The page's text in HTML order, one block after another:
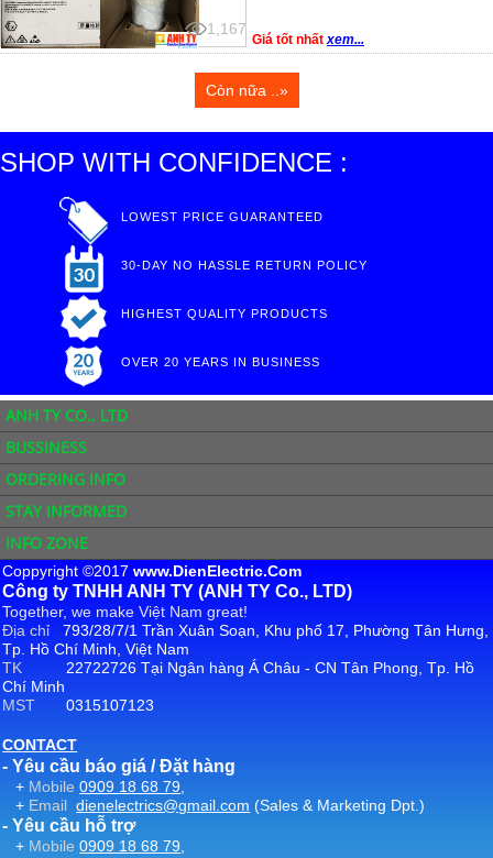
1,167
Giá tốt nhấtxem...
Còn nữa ..»
SHOP WITH CONFIDENCE :
LOWEST PRICE GUARANTEED
30-DAY NO HASSLE RETURN POLICY
HIGHEST QUALITY PRODUCTS
OVER 20 YEARS IN BUSINESS
ANH TY CO., LTD
BUSSINESS
ORDERING INFO
STAY INFORMED
INFO ZONE
Coppyright ©2017www.DienElectric.Com
Công ty TNHH ANH TY (ANH TY Co., LTD)
Together, we make Việt Nam great!
Địa chỉ793/28/7/1 Trần Xuân Soạn, Khu phố 17, Phường Tân Hưng,
Tp. Hồ Chí Minh, Việt Nam
TK22722726 Tại Ngân hàng Á Châu - CN Tân Phong, Tp. Hồ
Chí Minh
MST0315107123
CONTACT
- Yêu cầu báo giá / Đặt hàng
+ Mobile 0909 18 68 79,
+ Email dienelectrics@gmail.com (Sales & Marketing Dpt.)
- Yêu cầu hỗ trợ
+ Mobile 0909 18 68 79,